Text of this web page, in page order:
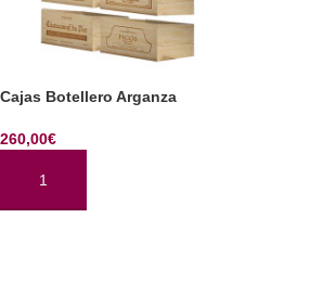
Cajas Botellero Arganza
260,00€
AÑADIR AL CARRITO